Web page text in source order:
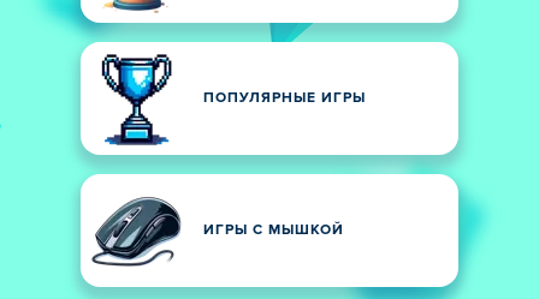
ПОПУЛЯРНЫЕ ИГРЫ
ИГРЫ С МЫШКОЙ